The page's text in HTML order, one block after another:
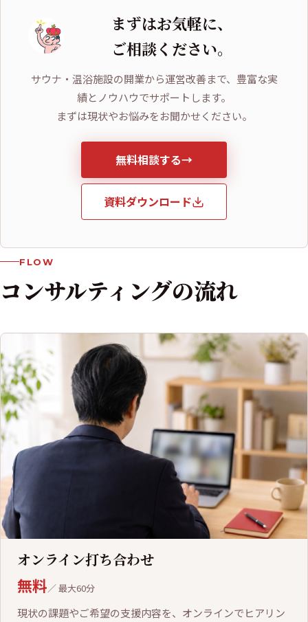
まずはお気軽に、
ご相談ください。
サウナ・温浴施設の開業から運営改善まで、豊富な実
績とノウハウでサポートします。
まずは現状やお悩みをお聞かせください。
無料相談する→
資料ダウンロード
FLOW
コンサルティングの流れ
オンライン打ち合わせ
無料／ 最大60分
現状の課題やご希望の支援内容を、オンラインでヒアリン